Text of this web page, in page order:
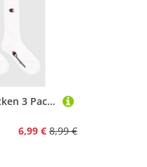
Champion Tennissocken 3 Pack Crew Socks (3-Paar) für sportive Aktivitäten geeignet, 3er-Pack, elastische Passform
6,99 € 8,99 €